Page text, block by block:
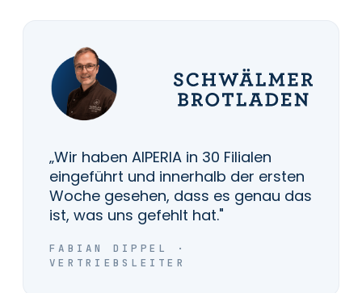
„Wir haben AIPERIA in 30 Filialen
eingeführt und innerhalb der ersten
Woche gesehen, dass es genau das
ist, was uns gefehlt hat."
FABIAN DIPPEL ·
VERTRIEBSLEITER